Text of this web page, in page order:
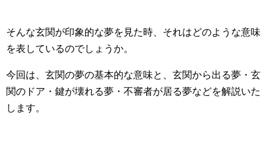
そんな玄関が印象的な夢を見た時、それはどのような意味
を表しているのでしょうか。
今回は、玄関の夢の基本的な意味と、玄関から出る夢・玄
関のドア・鍵が壊れる夢・不審者が居る夢などを解説いた
します。